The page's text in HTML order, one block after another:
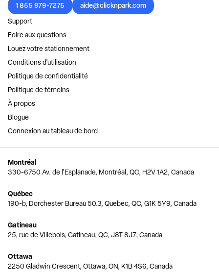
1 855 979-7275
aide@clicknpark.com
Support
Foire aux questions
Louez votre stationnement
Conditions d'utilisation
Politique de confidentialité
Politique de témoins
À propos
Blogue
Connexion au tableau de bord
Montréal
330-6750 Av. de l'Esplanade, Montréal, QC, H2V 1A2, Canada
Québec
190-b, Dorchester Bureau 50.3, Quebec, QC, G1K 5Y9, Canada
Gatineau
25, rue de Villebois, Gatineau, QC, J8T 8J7, Canada
Ottawa
2250 Gladwin Crescent, Ottawa, ON, K1B 4S6, Canada